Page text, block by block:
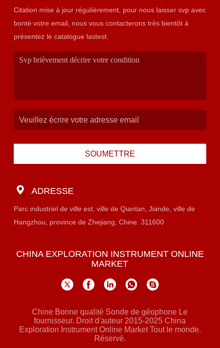
Citation mise à jour régulièrement, pour nous laisser svp avec
bonté votre email, nous vous contacterons très bientôt à
présentez le catalogue lastest.
SOUMETTRE
ADRESSE
Parc industriel de ville est, ville de Qiantan, Jiande, ville de
Hangzhou, province de Zhejiang, Chine. 311600
CHINA EXPLORATION INSTRUMENT ONLINE
MARKET
Chine Bonne qualité Sonde de géophone Le
fournisseur. Droit d'auteur 2015-2025 China
Exploration Instrument Online Market Tout le monde.
Réservé.